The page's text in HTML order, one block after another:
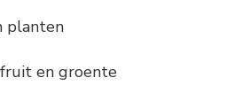
planten
en groente